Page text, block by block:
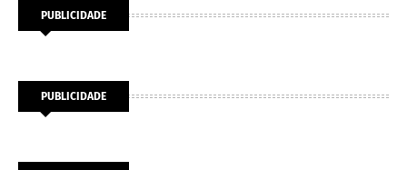
PUBLICIDADE
PUBLICIDADE